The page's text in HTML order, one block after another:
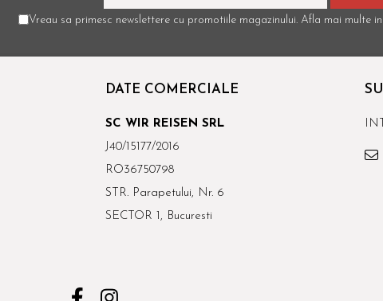
Vreau sa primesc newslettere cu promotiile magazinului. Afla mai multe in
DATE COMERCIALE
SC WIR REISEN SRL
J40/15177/2016
RO36750798
STR. Parapetului, Nr. 6
SECTOR 1, Bucuresti